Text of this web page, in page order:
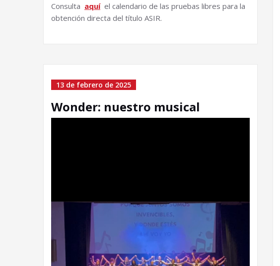
Consulta aquíel calendario de las pruebas libres para la
obtención directa del título ASIR.
13 de febrero de 2025
Wonder: nuestro musical